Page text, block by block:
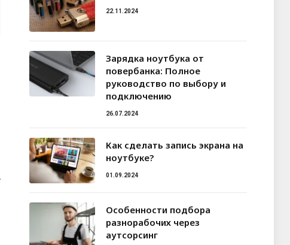
22.11.2024
Зарядка ноутбука от
повербанка: Полное
руководство по выбору и
подключению
26.07.2024
Как сделать запись экрана на
ноутбуке?
01.09.2024
Особенности подбора
разнорабочих через
аутсорсинг